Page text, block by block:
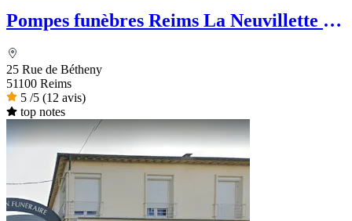
Pompes funèbres Reims La Neuvillette -
25 Rue de Bétheny
51100 Reims
5 /5 (12 avis)
top notes